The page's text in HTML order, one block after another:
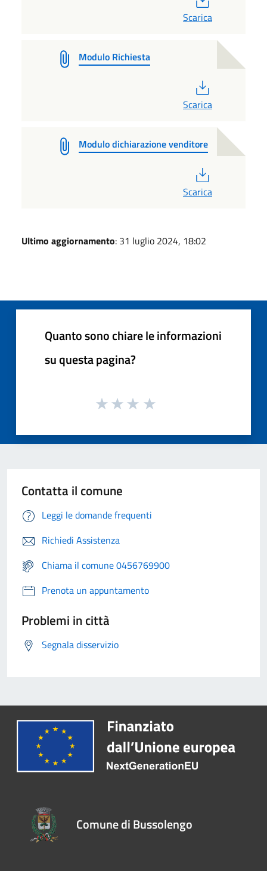
Scarica
Modulo Richiesta
Scarica
Modulo dichiarazione venditore
Scarica
Ultimo aggiornamento: 31 luglio 2024, 18:02
Quanto sono chiare le informazioni
su questa pagina?
Contatta il comune
Leggi le domande frequenti
Richiedi Assistenza
Chiama il comune 0456769900
Prenota un appuntamento
Problemi in città
Segnala disservizio
Comune di Bussolengo